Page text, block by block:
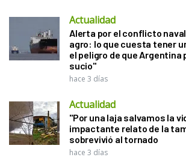
Actualidad
Alerta por el conflicto
agro: lo que cuesta tener
el peligro de que Argentina
sucio"
hace 3 días
Actualidad
"Por una laja salvamos la
impactante relato de la
sobrevivió al tornado
hace 3 días